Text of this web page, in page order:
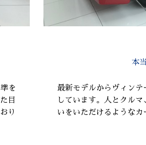
を
目
り
本
最新モデルからヴィン
しています。人とクル
いをいただけるようなカ